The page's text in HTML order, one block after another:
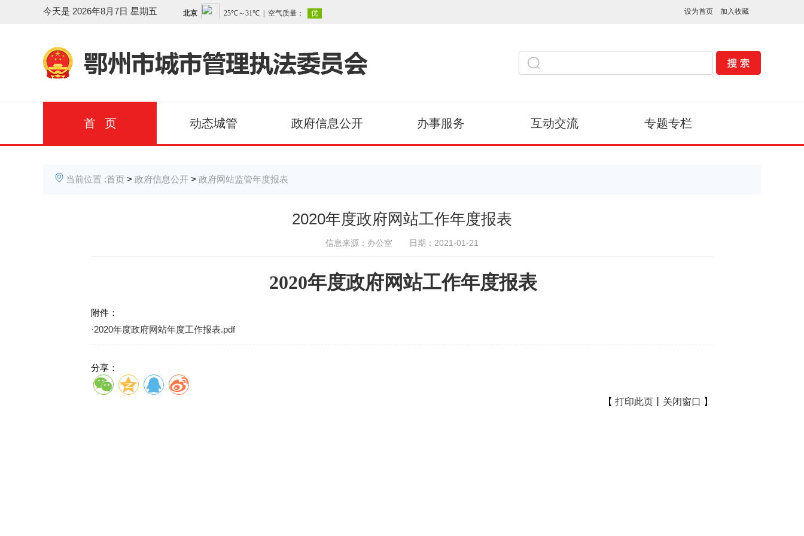
今天是 2026年8月7日 星期五 设为首页 加入收藏
首 页 动态城管 政府信息公开 办事服务 互动交流 专题专栏
当前位置 :首页 > 政府信息公开 > 政府网站监管年度报表
2020年度政府网站工作年度报表
信息来源：办公室 日期：2021-01-21
2020年度政府网站工作年度报表
附件：
·2020年度政府网站年度工作报表.pdf
分享：
【 打印此页 关闭窗口 】